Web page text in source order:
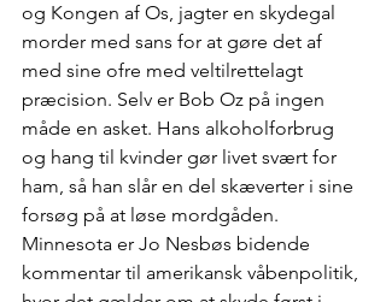
og Kongen af Os, jagter en skydegal
morder med sans for at gøre det af
med sine ofre med veltilrettelagt
præcision. Selv er Bob Oz på ingen
måde en asket. Hans alkoholforbrug
og hang til kvinder gør livet svært for
ham, så han slår en del skæverter i sine
forsøg på at løse mordgåden.
Minnesota er Jo Nesbøs bidende
kommentar til amerikansk våbenpolitik,